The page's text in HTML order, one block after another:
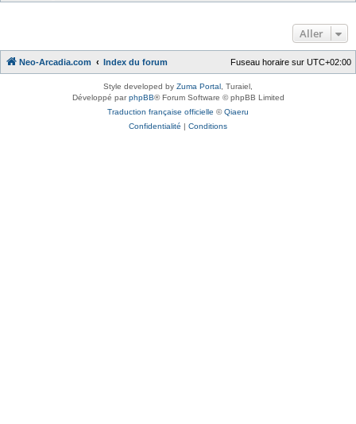
Aller
Neo-Arcadia.com Index du forum Fuseau horaire sur UTC+02:00
Style developed by Zuma Portal , Turaiel,
Développé parphpBB® Forum Software © phpBB Limited
Traduction française officielle ©Qiaeru
Confidentialité | Conditions